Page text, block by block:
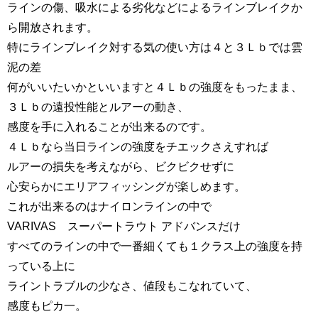
ラインの傷、吸水による劣化などによるラインブレイクか
ら開放されます。
特にラインブレイク対する気の使い方は４と３Ｌｂでは雲
泥の差
何がいいたいかといいますと４Ｌｂの強度をもったまま、
３Ｌｂの遠投性能とルアーの動き、
感度を手に入れることが出来るのです。
４Ｌｂなら当日ラインの強度をチエックさえすれば
ルアーの損失を考えながら、ビクビクせずに
心安らかにエリアフィッシングが楽しめます。
これが出来るのはナイロンラインの中で
VARIVAS スーパートラウト アドバンスだけ
すべてのラインの中で一番細くても１クラス上の強度を持
っている上に
ライントラブルの少なさ、値段もこなれていて、
感度もピカ一。